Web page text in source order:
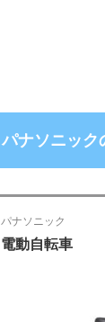
パナソニック
パナソニック
電動自転車